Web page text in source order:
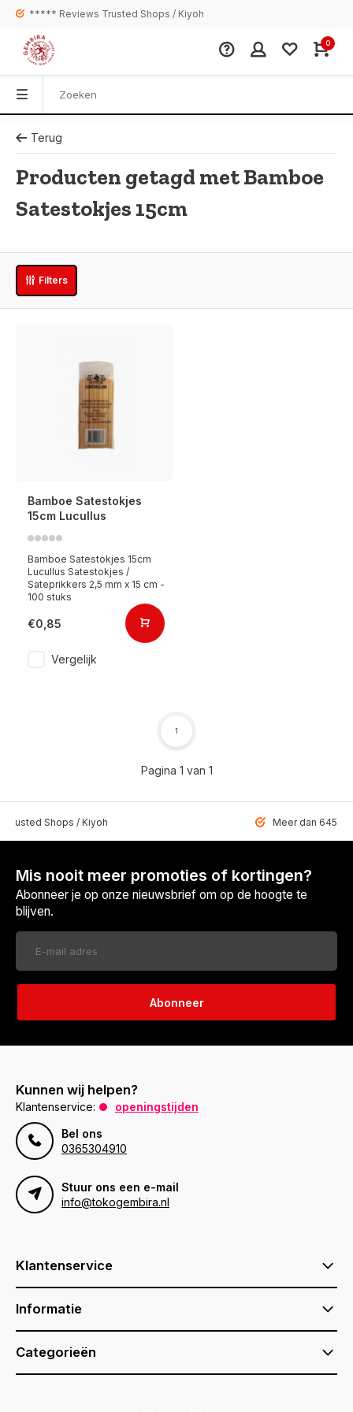
***** Reviews Trusted Shops / Kiyoh
0
Terug
Producten getagd met Bamboe
Satestokjes 15cm
Filters
Bamboe Satestokjes
15cm Lucullus
Bamboe Satestokjes 15cm
Lucullus Satestokjes /
Sateprikkers 2,5 mm x 15 cm -
100 stuks
€0,85
Vergelijk
Pagina 1 van 1
1
Shops / Kiyoh Meer dan 6459
Mis nooit meer promoties of kortingen?
Abonneer je op onze nieuwsbrief om op de hoogte te
blijven.
Abonneer
Kunnen wij helpen?
Klantenservice:
openingstijden
Bel ons
0365304910
Stuur ons een e-mail
info@tokogembira.nl
Klantenservice
Informatie
Categorieën